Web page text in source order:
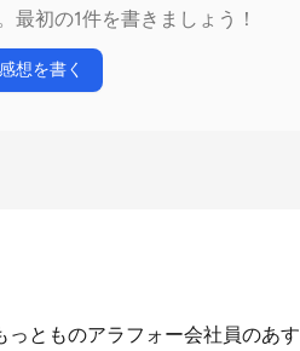
最初の1件を書きましょう！
感想を書く
とものアラフォー会社員のあす